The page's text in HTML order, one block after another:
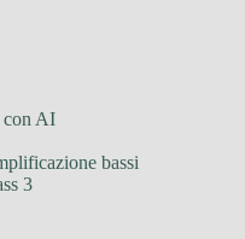
con AI
bassi
3